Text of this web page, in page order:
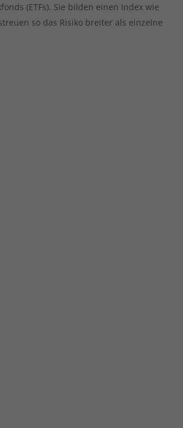
(ETFs). Sie bilden einen Index wie
so das Risiko breiter als einzelne